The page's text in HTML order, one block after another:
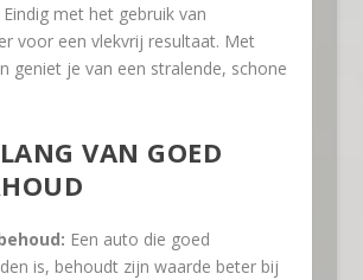
met het gebruik van
voor een vlekvrij resultaat. Met
geniet je van een stralende, schone
VAN GOED
Een auto die goed
is, behoudt zijn waarde beter bij